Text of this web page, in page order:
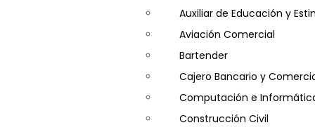
Auxiliar de Educación y
Aviación Comercial
Bartender
Cajero Bancario y
Computación e
Construcción Civil